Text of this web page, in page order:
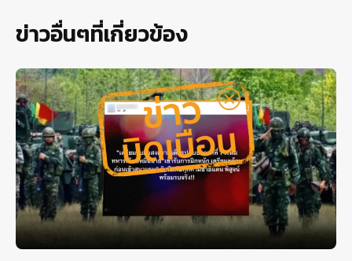
ข่าวอื่นๆที่เกี่ยวข้อง